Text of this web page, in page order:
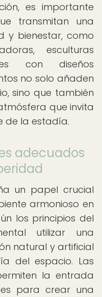
es importante
transmitan una
y bienestar, como
esculturas
con diseños
no solo añaden
sino que también
que invita
de la estadía.
adecuados
un papel crucial
armonioso en
los principios del
utilizar una
natural y artificial
del espacio. Las
la entrada
para crear una